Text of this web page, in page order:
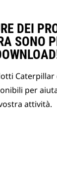
DEI
SONO
per
attività.